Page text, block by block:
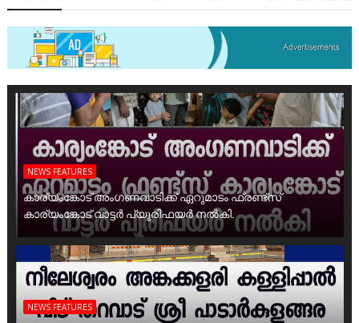
NEWS FEATURES
കാര്യംങ്കോട് അംഗണവാടിക്ക് ഏറുമാടം ഫ്രണ്ട്സ്
കാര്യംങ്കോട് വാട്ടർ പ്യൂരിഫയർ നൽകി.
NEWS FEATURES